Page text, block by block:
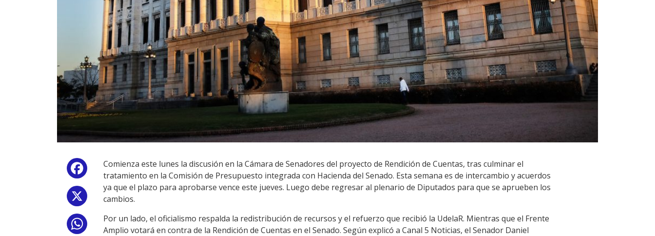
Facebook
WhatsApp
Comienza este lunes la discusión en la Cámara de Senadores del proyecto de Rendición de Cuentas, tras culminar el
tratamiento en la Comisión de Presupuesto integrada con Hacienda del Senado. Esta semana es de intercambio y acuerdos
ya que el plazo para aprobarse vence este jueves. Luego debe regresar al plenario de Diputados para que se aprueben los
cambios.
Por un lado, el oficialismo respalda la redistribución de recursos y el refuerzo que recibió la UdelaR. Mientras que el Frente
Amplio votará en contra de la Rendición de Cuentas en el Senado. Según explicó a Canal 5 Noticias, el Senador Daniel